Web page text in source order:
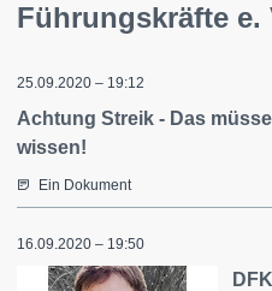
Führungskräfte e.
25.09.2020 – 19:12
Achtung Streik - Das
wissen!
Ein Dokument
16.09.2020 – 19:50